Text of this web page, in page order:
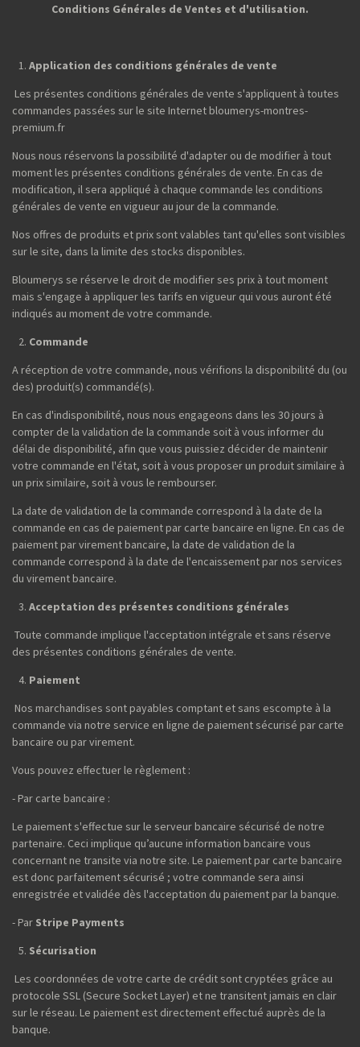
Conditions Générales de Ventes et d'utilisation.
Application des conditions générales de vente
Les présentes conditions générales de vente s'appliquent à toutes
commandes passées sur le site Internet bloumerys-montres-
premium.fr
Nous nous réservons la possibilité d'adapter ou de modifier à tout
moment les présentes conditions générales de vente. En cas de
modification, il sera appliqué à chaque commande les conditions
générales de vente en vigueur au jour de la commande.
Nos offres de produits et prix sont valables tant qu'elles sont visibles
sur le site, dans la limite des stocks disponibles.
Bloumerys se réserve le droit de modifier ses prix à tout moment
mais s'engage à appliquer les tarifs en vigueur qui vous auront été
indiqués au moment de votre commande.
Commande
A réception de votre commande, nous vérifions la disponibilité du (ou
des) produit(s) commandé(s).
En cas d'indisponibilité, nous nous engageons dans les 30 jours à
compter de la validation de la commande soit à vous informer du
délai de disponibilité, afin que vous puissiez décider de maintenir
votre commande en l'état, soit à vous proposer un produit similaire à
un prix similaire, soit à vous le rembourser.
La date de validation de la commande correspond à la date de la
commande en cas de paiement par carte bancaire en ligne. En cas de
paiement par virement bancaire, la date de validation de la
commande correspond à la date de l'encaissement par nos services
du virement bancaire.
Acceptation des présentes conditions générales
Toute commande implique l'acceptation intégrale et sans réserve
des présentes conditions générales de vente.
Paiement
Nos marchandises sont payables comptant et sans escompte à la
commande via notre service en ligne de paiement sécurisé par carte
bancaire ou par virement.
Vous pouvez effectuer le règlement :
- Par carte bancaire :
Le paiement s'effectue sur le serveur bancaire sécurisé de notre
partenaire. Ceci implique qu’aucune information bancaire vous
concernant ne transite via notre site. Le paiement par carte bancaire
est donc parfaitement sécurisé ; votre commande sera ainsi
enregistrée et validée dès l'acceptation du paiement par la banque.
- Par Stripe Payments
Sécurisation
Les coordonnées de votre carte de crédit sont cryptées grâce au
protocole SSL (Secure Socket Layer) et ne transitent jamais en clair
sur le réseau. Le paiement est directement effectué auprès de la
banque.